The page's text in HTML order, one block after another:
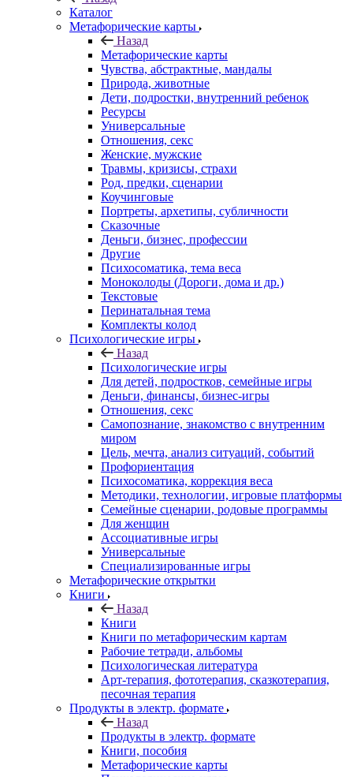
Каталог
Mетафорические карты
Назад
Mетафорические карты
Чувства, абстрактные, мандалы
Природа, животные
Дети, подростки, внутренний ребенок
Ресурсы
Универсальные
Отношения, секс
Женские, мужские
Травмы, кризисы, страхи
Род, предки, сценарии
Коучинговые
Портреты, архетипы, субличности
Сказочные
Деньги, бизнес, профессии
Другие
Психосоматика, тема веса
Моноколоды (Дороги, дома и др.)
Текстовые
Перинатальная тема
Комплекты колод
Психологические игры
Назад
Психологические игры
Для детей, подростков, семейные игры
Деньги, финансы, бизнес-игры
Отношения, секс
Самопознание, знакомство с внутренним
миром
Цель, мечта, анализ ситуаций, событий
Профориентация
Психосоматика, коррекция веса
Методики, технологии, игровые платформы
Семейные сценарии, родовые программы
Для женщин
Ассоциативные игры
Универсальные
Специализированные игры
Метафорические открытки
Книги
Назад
Книги
Книги по метафорическим картам
Рабочие тетради, альбомы
Психологическая литература
Арт-терапия, фототерапия, сказкотерапия,
песочная терапия
Продукты в электр. формате
Назад
Продукты в электр. формате
Книги, пособия
Метафорические карты